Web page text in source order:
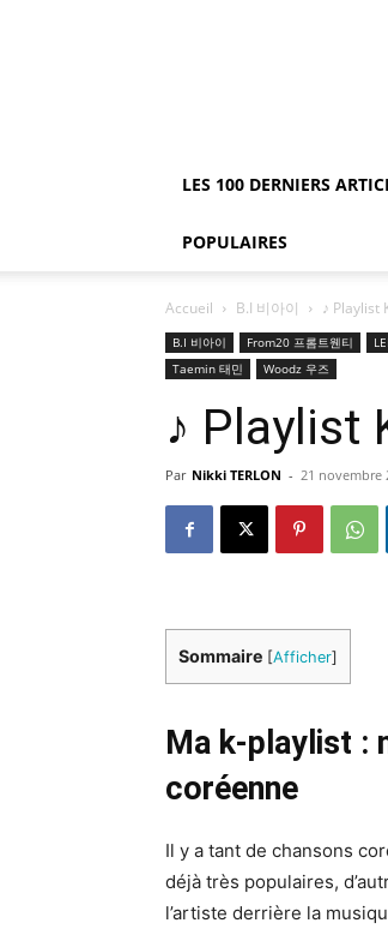
LES 100 DERNIERS
POPULAIRES
Accueil B.I 비아이 ♪ Playlist
B.I 비아이 From20 프롬트웬티
Taemin 태민
Woodz 우즈
♪ Playlist
Par Nikki TERLON - 21 novembre
Sommaire [Afficher]
Ma k-playlist :
coréenne
Il y a tant de chansons
déjà très populaires,
l’artiste derrière la